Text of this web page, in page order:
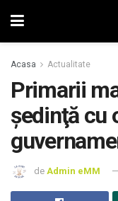
Acasa Actualitate
Primarii
şedinţă cu
de Admin eMM